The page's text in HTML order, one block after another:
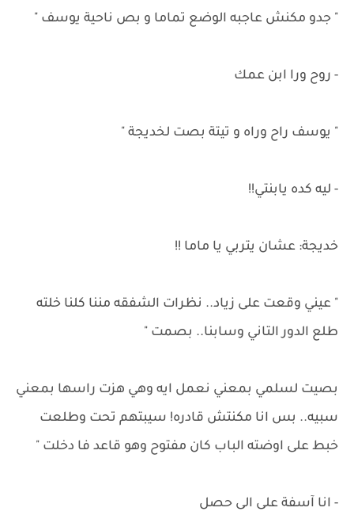
" جدو مكنش عاجبه الوضع تماما و بص ناحية يوسف "
- روح ورا ابن عمك
" يوسف راح وراه و تيتة بصت لخديجة "
- ليه كده يابنتي!!
خديجة: عشان يتربي يا ماما !!
" عيني وقعت على زياد.. نظرات الشفقه مننا كلنا خلته
طلع الدور التاني وسابنا.. بصمت "
بصيت لسلمي بمعني نعمل ايه وهي هزت راسها بمعني
سبيه.. بس انا مكنتش قادره! سيبتهم تحت وطلعت
خبط على اوضته الباب كان مفتوح وهو قاعد فا دخلت "
- انا آسفة على الى حصل